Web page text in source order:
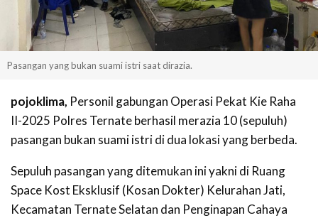
Pasangan yang bukan suami istri saat dirazia.
pojoklima, Personil gabungan Operasi Pekat Kie Raha
II-2025 Polres Ternate berhasil merazia 10 (sepuluh)
pasangan bukan suami istri di dua lokasi yang berbeda.
Sepuluh pasangan yang ditemukan ini yakni di Ruang
Space Kost Eksklusif (Kosan Dokter) Kelurahan Jati,
Kecamatan Ternate Selatan dan Penginapan Cahaya